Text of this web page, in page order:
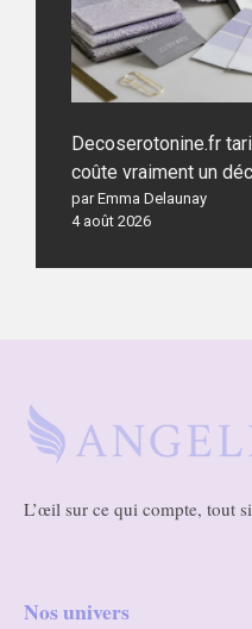
Decoserotonine.fr
coûte vraiment un
par Emma Delaunay
4 août 2026
L’œil sur ce qui compte, tout
Nos univers